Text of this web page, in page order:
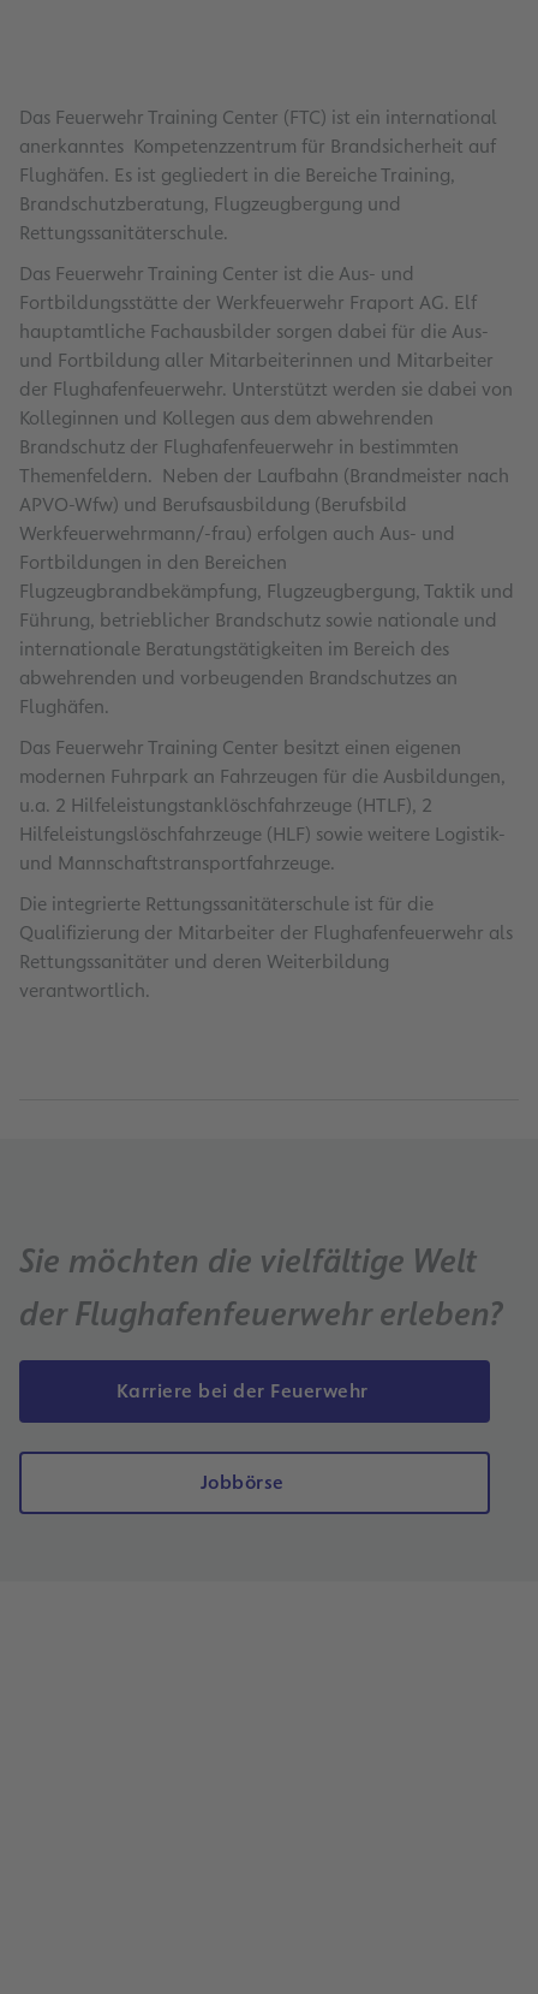
Das Feuerwehr Training Center (FTC) ist ein international
anerkanntes Kompetenzzentrum für Brandsicherheit auf
Flughäfen. Es ist gegliedert in die Bereiche Training,
Brandschutzberatung, Flugzeugbergung und
Rettungssanitäterschule.
Das Feuerwehr Training Center ist die Aus- und
Fortbildungsstätte der Werkfeuerwehr Fraport AG. Elf
hauptamtliche Fachausbilder sorgen dabei für die Aus-
und Fortbildung aller Mitarbeiterinnen und Mitarbeiter
der Flughafenfeuerwehr. Unterstützt werden sie dabei von
Kolleginnen und Kollegen aus dem abwehrenden
Brandschutz der Flughafenfeuerwehr in bestimmten
Themenfeldern. Neben der Laufbahn (Brandmeister nach
APVO-Wfw) und Berufsausbildung (Berufsbild
Werkfeuerwehrmann/-frau) erfolgen auch Aus- und
Fortbildungen in den Bereichen
Flugzeugbrandbekämpfung, Flugzeugbergung, Taktik und
Führung, betrieblicher Brandschutz sowie nationale und
internationale Beratungstätigkeiten im Bereich des
abwehrenden und vorbeugenden Brandschutzes an
Flughäfen.
Das Feuerwehr Training Center besitzt einen eigenen
modernen Fuhrpark an Fahrzeugen für die Ausbildungen,
u.a. 2 Hilfeleistungstanklöschfahrzeuge (HTLF), 2
Hilfeleistungslöschfahrzeuge (HLF) sowie weitere Logistik-
und Mannschaftstransportfahrzeuge.
Die integrierte Rettungssanitäterschule ist für die
Qualifizierung der Mitarbeiter der Flughafenfeuerwehr als
Rettungssanitäter und deren Weiterbildung
verantwortlich.
Sie möchten die vielfältige Welt
der Flughafenfeuerwehr erleben?
Karriere bei der Feuerwehr
Jobbörse